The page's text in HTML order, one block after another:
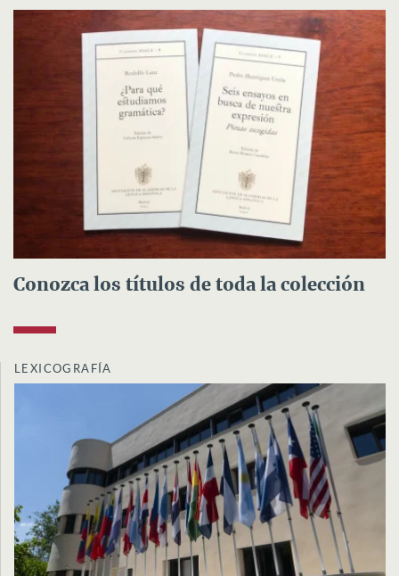
Conozca los títulos de toda la colección
LEXICOGRAFÍA